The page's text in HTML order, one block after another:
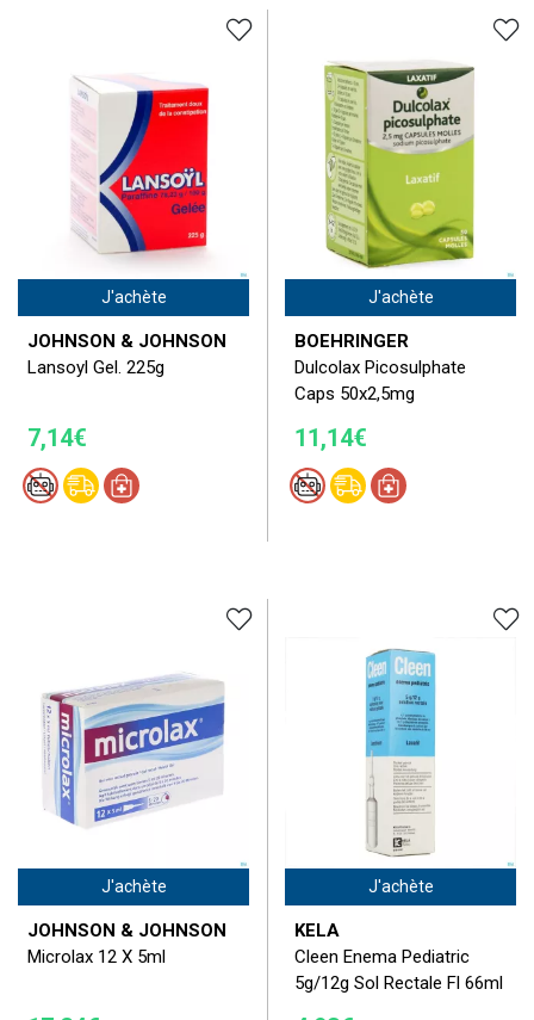
J'achète
JOHNSON & JOHNSON
Lansoyl Gel. 225g
7,14€
J'achète
BOEHRINGER
Dulcolax Picosulphate
Caps 50x2,5mg
11,14€
J'achète
JOHNSON & JOHNSON
Microlax 12 X 5ml
J'achète
KELA
Cleen Enema Pediatric
5g/12g Sol Rectale Fl 66ml